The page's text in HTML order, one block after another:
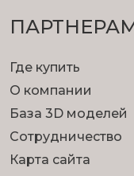
Где купить
О компании
База 3D моделей
Сотрудничество
Карта сайта